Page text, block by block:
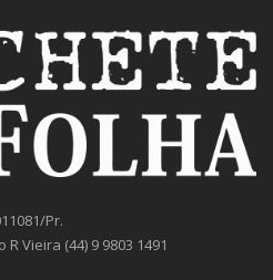
Pr.
Vieira (44) 9 9803 1491